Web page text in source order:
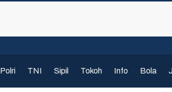
Polri TNI Sipil Tokoh Info Bola